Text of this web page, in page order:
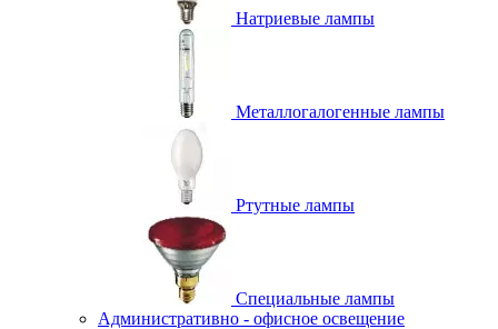
Натриевые лампы
Металлогалогенные лампы
Ртутные лампы
Специальные лампы
Административно - офисное освещение